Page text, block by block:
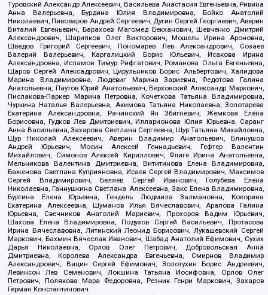
Туровский Александр Алексеевич, Васильева Анастасия Евгеньевна, Ривина
Анна Валерьевна, Бурдина Юлия Владимировна, Бойко Анатолий
Николаевич, Пивоваров Андрей Сергеевич, Дугин Сергей Георгиевич, Аверин
Виталий Евгеньевич, Барахоев Магомед Бекханович, Шевченко Дмитрий
Александрович, Шарипков Олег Викторович, Мошель Ирина Ароновна,
Шведов Григорий Сергеевич, Пономарев Лев Александрович, Созаев
Валерий Валерьевич, Каргалицкий Борис Юльевич, Исакова Ирина
Александровна, Исламов Тимур Рифгатович, Романова Ольга Евгеньевна,
Щаров Сергей Алексадрович, Цирульников Борис Альбертович, Халидова
Марина Владимировна, Людевиг Марина Зариевна, Федотова Галина
Анатольевна, Паутов Юрий Анатольевич, Верховский Александр Маркович,
Пислакова-Паркер Марина Петровна, Кочеткова Татьяна Владимировна,
Чуркина Наталья Валерьевна, Акимова Татьяна Николаевна, Золотарева
Екатерина Александровна, Рачинский Ян Збигневич, Жемкова Елена
Борисовна, Гудков Лев Дмитриевич, Илларионова Юлия Юрьевна, Саранг
Анна Васильевна, Захарова Светлана Сергеевна, Щур Татьяна Михайловна,
Щур Николай Алексеевич, Аверин Владимир Анатольевич, Блинушов
Андрей Юрьевич, Мосин Алексей Геннадьевич, Гефтер Валентин
Михайлович, Симонов Алексей Кириллович, Флиге Ирина Анатольевна,
Мельникова Валентина Дмитриевна, Вититинова Елена Владимировна,
Баженова Светлана Куприяновна, Исаев Сергей Владимирович, Максимов
Сергей Владимирович, Беляев Сергей Иванович, Голубева Елена
Николаевна, Ганнушкина Светлана Алексеевна, Закс Елена Владимировна,
Буртина Елена Юрьевна, Гендель Людмила Залмановна, Кокорина
Екатерина Алексеевна, Шуманов Илья Вячеславович, Арапова Галина
Юрьевна, Свечников Анатолий Мариевич, Прохоров Вадим Юрьевич,
Шахова Елена Владимировна, Подузов Сергей Васильевич, Протасова
Ирина Вячеславовна, Литинский Леонид Борисович, Лукашевский Сергей
Маркович, Бахмин Вячеслав Иванович, Шабад Анатолий Ефимович, Сухих
Дарья Николаевна, Орлов Олег Петрович, Добровольская Анна
Дмитриевна, Королева Александра Евгеньевна, Смирнов Владимир
Александрович, Вицин Сергей Ефимович, Золотухин Борис Андреевич,
Левинсон Лев Семенович, Локшина Татьяна Иосифовна, Орлов Олег
Петрович, Полякова Мара Федоровна, Резник Генри Маркович, Захаров
Герман Константинович